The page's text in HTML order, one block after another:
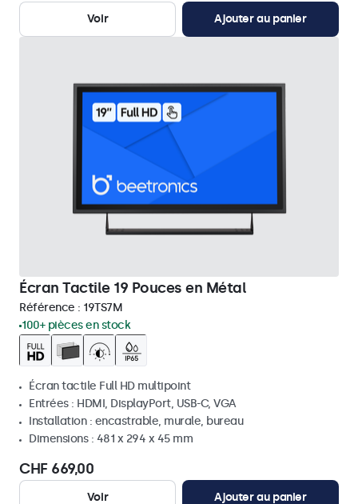
Voir Ajouter au panier
Écran Tactile 19 Pouces en Métal
Référence : 19TS7M
100+ pièces en stock
Écran tactile Full HD multipoint
Entrées : HDMI, DisplayPort, USB-C, VGA
Installation : encastrable, murale, bureau
Dimensions : 481 x 294 x 45 mm
CHF 669,00
Voir Ajouter au panier